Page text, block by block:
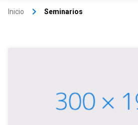
Inicio keyboard_arrow_right Seminarios